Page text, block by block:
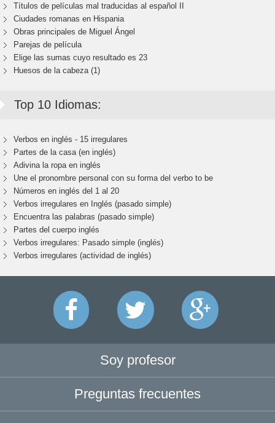
Títulos de películas mal traducidas al español II
Ciudades romanas en Hispania
Obras principales de Miguel Ángel
Parejas de película
Elige las sumas cuyo resultado es 23
Huesos de la cabeza (1)
Top 10 Idiomas:
Verbos en inglés - 15 irregulares
Partes de la casa (en inglés)
Adivina la ropa en inglés
Une el pronombre personal con su forma del verbo to be
Números en inglés del 1 al 20
Verbos irregulares en Inglés (pasado simple)
Encuentra las palabras (pasado simple)
Partes del cuerpo inglés
Verbos irregulares: Pasado simple (inglés)
Verbos irregulares (actividad de inglés)
Soy profesor
Preguntas frecuentes